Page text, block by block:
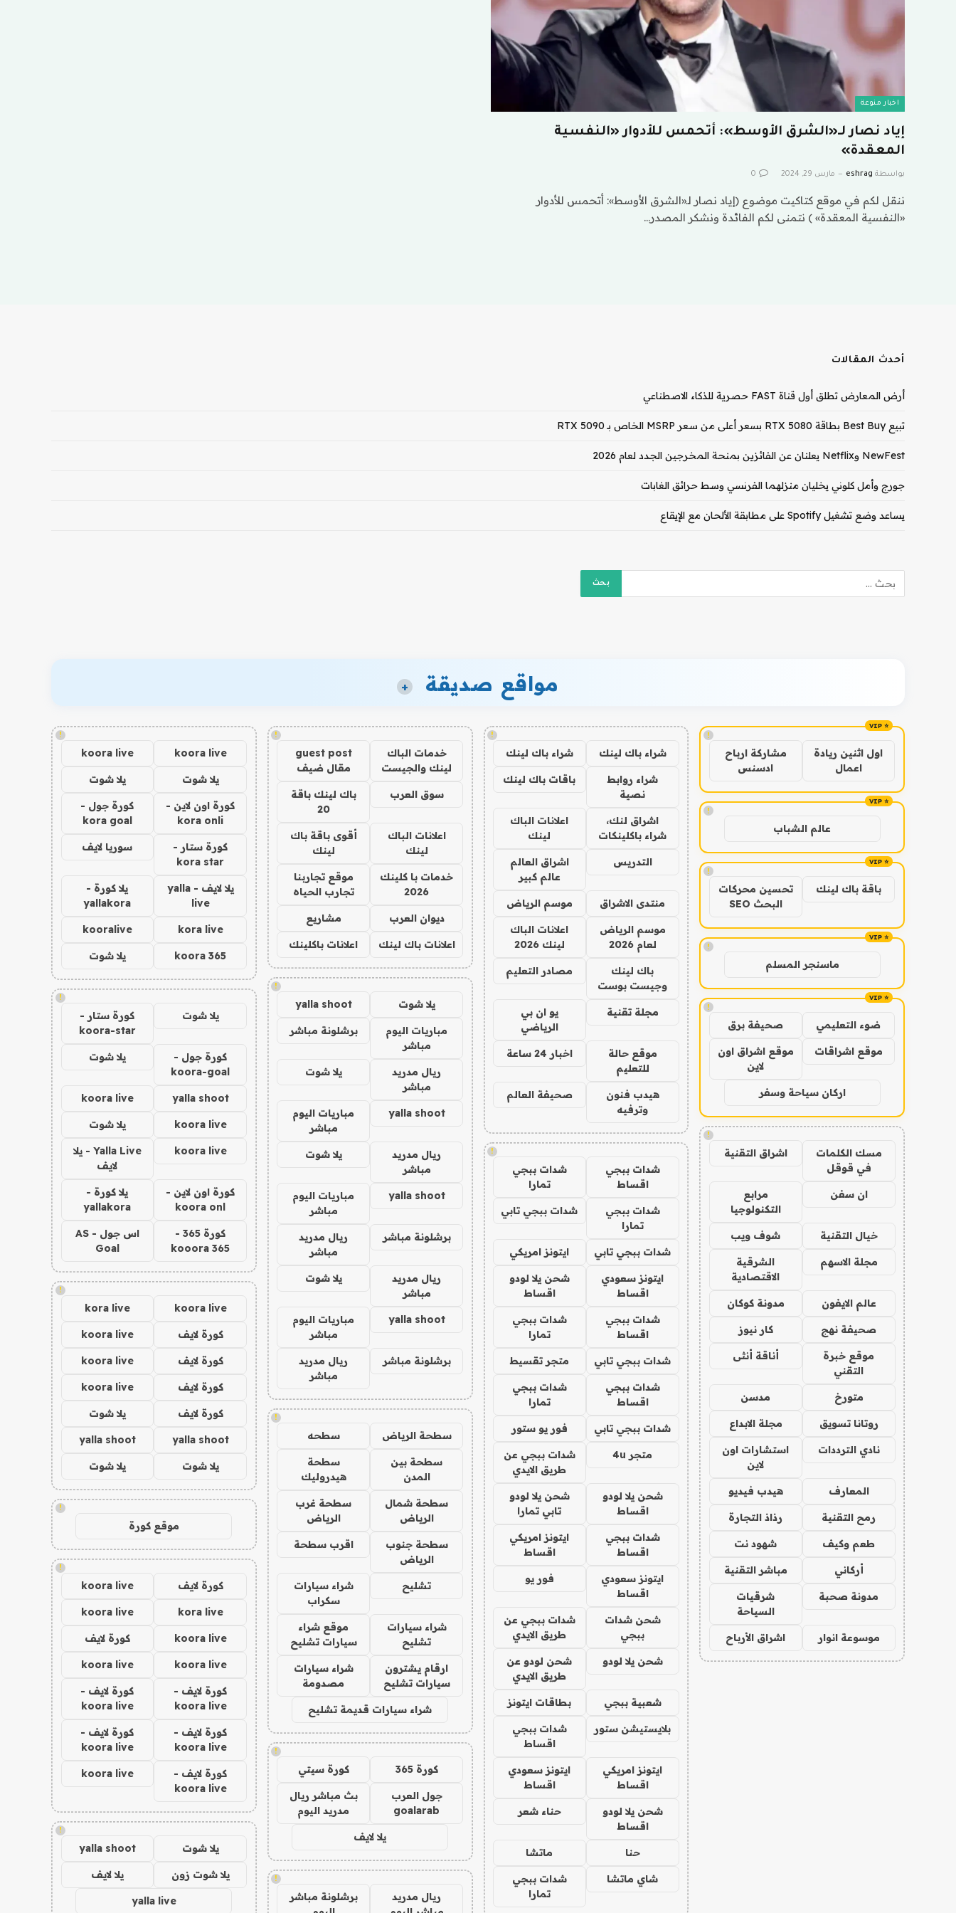
اخبار منوعة
إياد نصار لـ«الشرق الأوسط»: أتحمس للأدوار «النفسية
المعقدة»
بواسطة eshrag مارس 29, 2024 0
ننقل لكم في موقع كتاكيت موضوع (إياد نصار لـ«الشرق الأوسط»: أتحمس للأدوار
«النفسية المعقدة» ) نتمنى لكم الفائدة ونشكر المصدر…
أحدث المقالات
أرض المعارض تطلق أول قناة FAST حصرية للذكاء الاصطناعي
تبيع Best Buy بطاقة RTX 5080 بسعر أعلى من سعر MSRP الخاص بـ RTX 5090
NewFest وNetflix يعلنان عن الفائزين بمنحة المخرجين الجدد لعام 2026
جورج وأمل كلوني يخليان منزلهما الفرنسي وسط حرائق الغابات
يساعد وضع تشغيل Spotify على مطابقة الألحان مع الإيقاع
مواقع صديقة +
!
اول اثنين ريادة
اعمال
مشاركة ارباح
ادسنس
!
عالم الشباب
!
باقة باك لينك
تحسين محركات
البحث SEO
!
ماسنجر المسلم
!
ضوء التعليمي صحيفة برق
موقع اشراقات
موقع اشراق اون
لاين
اركان سياحة وسفر
!
مسك الكلمات
في قوقل
اشراق التقنية
ان سفن
مرابع
التكنولوجيا
خيال التقنية شوف ويب
مجلة الاسهم
الشرقية
الاقتصادية
عالم الايفون مدونة كوكان
صحيفة نهج كار نيوز
موقع خبرة
التقني
أناقة أنثى
متورخ مدسن
روتانا تسويق مجلة الابداع
نادي الترددات
استشارات اون
لاين
المعارف هيدب فيديو
رمح التقنية رذاذ التجارة
طعم وكيف شهود نت
أركاني مباشر التقنية
مدونة صحبة
شرقيات
السياحة
موسوعة انوار اشراق الأرباح
!
شراء باك لينك شراء باك لينك
شراء روابط
نصية
باقات باك لينك
اشراق لنك،
شراء باكلينكات
اعلانات الباك
لينك
التدريس
اشراق العالم
عالم كبير
منتدى الاشراق موسم الرياض
موسم الرياض
لعام 2026
اعلانات الباك
لينك 2026
باك لينك
وجيست بوست
مصادر التعليم
مجلة تقنية
يو ان بي
الرياضي
موقع حالة
للتعليم
اخبار 24 ساعة
هيدب فنون
وترفيه
صحيفة العالم
!
شدات ببجي
اقساط
شدات ببجي
تمارا
شدات ببجي
تمارا
شدات ببجي تابي
شدات ببجي تابي ايتونز امريكي
ايتونز سعودي
اقساط
شحن يلا لودو
اقساط
شدات ببجي
اقساط
شدات ببجي
تمارا
شدات ببجي تابي متجر تقسيط
شدات ببجي
اقساط
شدات ببجي
تمارا
شدات ببجي تابي فور يو ستور
متجر 4u
شدات ببجي عن
طريق الايدي
شحن يلا لودو
اقساط
شحن يلا لودو
تابي تمارا
شدات ببجي
اقساط
ايتونز امريكي
اقساط
ايتونز سعودي
اقساط
فور يو
شحن شدات
ببجي
شدات ببجي عن
طريق الايدي
شحن يلا لودو
شحن لودو عن
طريق الايدي
شعبية ببجي بطاقات ايتونز
بلايستيشن ستور
شدات ببجي
اقساط
ايتونز امريكي
اقساط
ايتونز سعودي
اقساط
شحن يلا لودو
اقساط
حناء شعر
حنا ماتشا
شاي ماتشا
شدات ببجي
تمارا
!
خدمات الباك
لينك والجيست
guest post
مقال ضيف
سوق العرب
باك لينك باقة
20
اعلانات الباك
لينك
أقوى باقة باك
لينك
خدمات با كلينك
2026
موقع تجاربنا
تجارب الحياه
ديوان العرب مشاريع
اعلانات باك لينك اعلانات باكلينك
!
يلا شوت yalla shoot
مباريات اليوم
مباشر
برشلونة مباشر
ريال مدريد
مباشر
يلا شوت
yalla shoot
مباريات اليوم
مباشر
ريال مدريد
مباشر
يلا شوت
yalla shoot
مباريات اليوم
مباشر
برشلونة مباشر
ريال مدريد
مباشر
ريال مدريد
مباشر
يلا شوت
yalla shoot
مباريات اليوم
مباشر
برشلونة مباشر
ريال مدريد
مباشر
!
سطحة الرياض سطحه
سطحة بين
المدن
سطحة
هيدروليك
سطحة شمال
الرياض
سطحة غرب
الرياض
سطحة جنوب
الرياض
اقرب سطحة
تشليح
شراء سيارات
سكراب
شراء سيارات
تشليح
موقع شراء
سيارات تشليح
ارقام يشترون
سيارات تشليح
شراء سيارات
مصدومة
شراء سيارات قديمة تشليح
!
كورة 365 كورة سيتي
جول العرب
goalarab
بث مباشر ريال
مدريد اليوم
يلا لايف
!
ريال مدريد
برشلونة مباشر
!
koora live
koora live
يلا شوت يلا شوت
كورة اون لاين -
kora onli
كورة جول -
kora goal
كورة ستار -
kora star
سوريا لايف
يلا لايف - yalla
live
يلا كورة -
yallakora
kora live
kooralive
koora 365 يلا شوت
!
يلا شوت
كورة ستار -
koora-star
كورة جول -
koora-goal
يلا شوت
yalla shoot
koora live
koora live يلا شوت
koora live
Yalla Live - يلا
لايف
كورة اون لاين -
koora onl
يلا كورة -
yallakora
كورة 365 -
kooora 365
اس جول - AS
Goal
!
koora live
kora live
كورة لايف koora live
كورة لايف koora live
كورة لايف koora live
كورة لايف يلا شوت
yalla shoot
yalla shoot
يلا شوت يلا شوت
!
موقع كورة
!
كورة لايف koora live
kora live
koora live
koora live كورة لايف
koora live
koora live
كورة لايف -
koora live
كورة لايف -
koora live
كورة لايف -
koora live
كورة لايف -
koora live
كورة لايف -
koora live
koora live
!
يلا شوت yalla shoot
يلا شوت زون يلا لايف
yalla live